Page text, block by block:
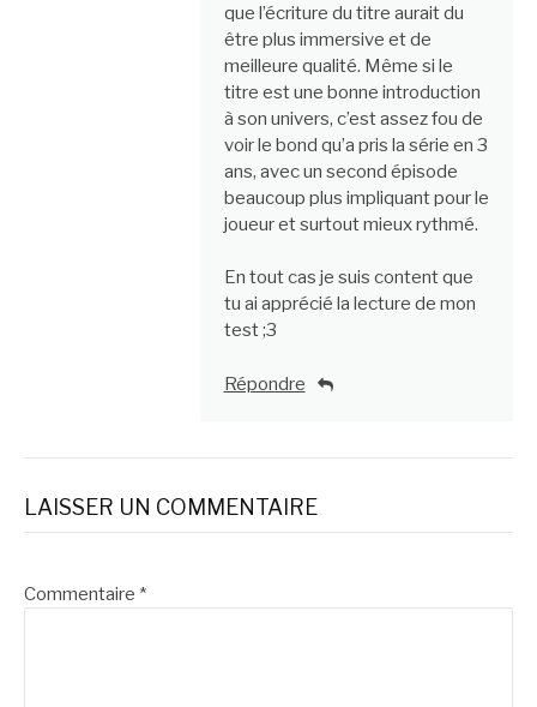
que l’écriture du titre aurait du
être plus immersive et de
meilleure qualité. Même si le
titre est une bonne introduction
à son univers, c’est assez fou de
voir le bond qu’a pris la série en 3
ans, avec un second épisode
beaucoup plus impliquant pour le
joueur et surtout mieux rythmé.
En tout cas je suis content que
tu ai apprécié la lecture de mon
test ;3
Répondre
LAISSER UN COMMENTAIRE
Commentaire *